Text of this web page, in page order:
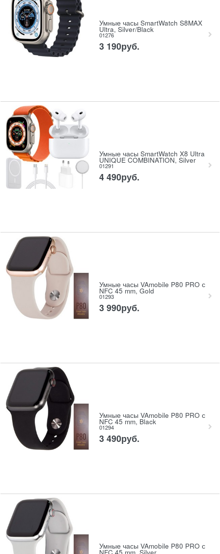
Умные часы SmartWatch S8MAX
Ultra, Silver/Black
01276
3 190руб.
Умные часы SmartWatch X8 Ultra
UNIQUE COMBINATION, Silver
01291
4 490руб.
Умные часы VAmobile P80 PRO с
NFC 45 mm, Gold
01293
3 990руб.
Умные часы VAmobile P80 PRO с
NFC 45 mm, Black
01294
3 490руб.
Умные часы VAmobile P80 PRO с